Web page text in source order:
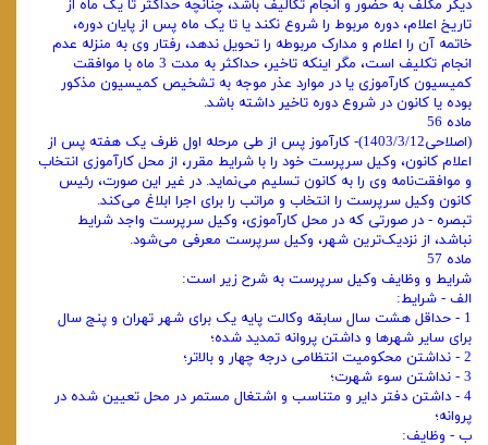
دیگر مکلف به حضور و انجام تکالیف باشد، چنانچه حداکثر تا یک ماه از
تاریخ اعلام، دوره مربوط را شروع نکند یا تا یک ماه پس از پایان دوره،
خاتمه آن را اعلام و مدارک مربوطه را تحویل ندهد، رفتار وی به‌ منزله عدم
انجام تکلیف است، مگر اینکه تاخیر، حداکثر به مدت 3 ماه با موافقت
کمیسیون کارآموزی یا در موارد عذر موجه به تشخیص کمیسیون مذکور
بوده یا کانون در شروع دوره تاخیر داشته باشد.
ماده 56
(اصلاحی1403/3/12)- کارآموز پس از طی مرحله اول ظرف یک هفته پس از
اعلام کانون، وکیل سرپرست خود را با شرایط مقرر، از محل کارآموزی انتخاب
و موافقت‌نامه وی را به کانون تسلیم می‌نماید. در غیر این صورت، رئیس
کانون وکیل سرپرست را انتخاب و مراتب را برای اجرا ابلاغ می‌کند.
تبصره - در صورتی ‌که در محل کارآموزی، وکیل سرپرست واجد شرایط
نباشد، از نزدیک‌ترین شهر، وکیل سرپرست معرفی می‌شود.
ماده 57
شرایط و وظایف وکیل سرپرست به شرح زیر است:
الف - شرایط:
1 - حداقل هشت سال سابقه وکالت پایه یک برای شهر تهران و پنج سال
برای سایر شهرها و داشتن پروانه تمدید شده؛
2 - نداشتن محکومیت انتظامی درجه چهار و بالاتر؛
3 - نداشتن سوء شهرت؛
4 - داشتن دفتر دایر و متناسب و اشتغال مستمر در محل تعیین شده در
پروانه؛
ب - وظایف: